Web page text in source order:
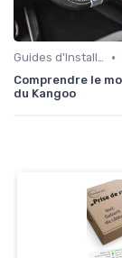
Guides d'Installation et de Réparation •
Comprendre le
du Kangoo